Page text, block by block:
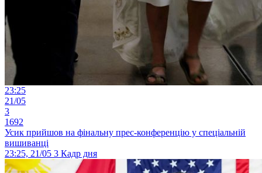
23:25
21/05
3
1692
Усик прийшов на фінальну прес-конференцію у спеціальній
вишиванці
23:25, 21/05 3 Кадр дня